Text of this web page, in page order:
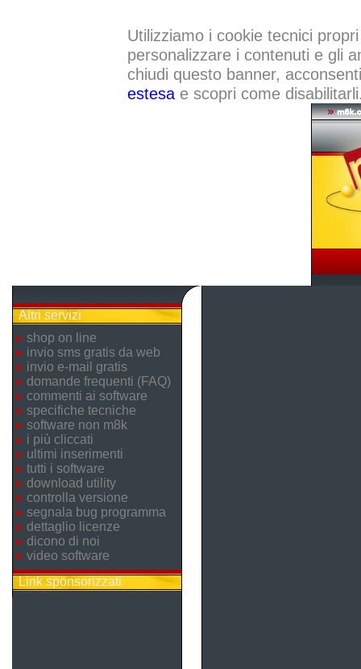
Utilizziamo i cookie tecnici
personalizzare i contenuti e gli
chiudi questo banner,
estesae scopri come
Altri servizi
shop on line
invio sms gratis da web
invio e-mail gratis
domande frequenti (FAQ)
commenti ai software
specifiche tecniche
software non m8k
i più cliccati
ultimi inserimenti
tutti i software
download utility
controlla versione
segnala bug programma
dettaglio licenze
dicono di noi
video software
Link sponsorizzati